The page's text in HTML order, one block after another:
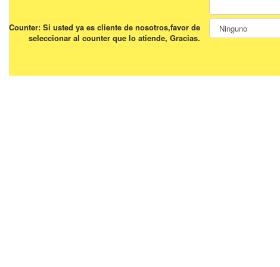
Counter: Si usted ya es cliente de nosotros,favor de
seleccionar al counter que lo atiende, Gracias.